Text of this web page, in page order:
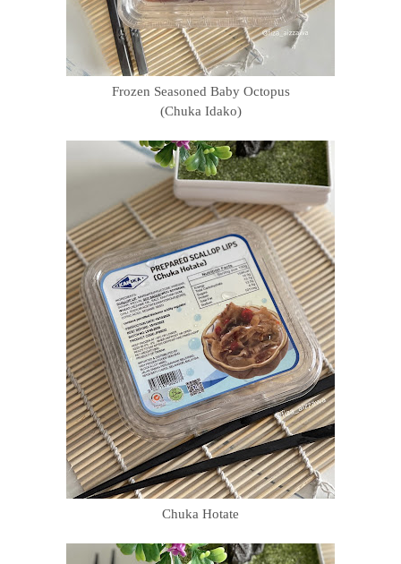
Frozen Seasoned Baby Octopus
(Chuka Idako)
Chuka Hotate